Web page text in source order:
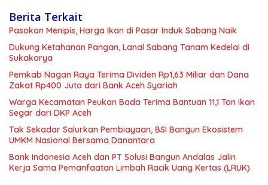
Berita Terkait
Pasokan Menipis, Harga Ikan di Pasar Induk Sabang Naik
Dukung Ketahanan Pangan, Lanal Sabang Tanam Kedelai di
Sukakarya
Pemkab Nagan Raya Terima Dividen Rp1,63 Miliar dan Dana
Zakat Rp400 Juta dari Bank Aceh Syariah
Warga Kecamatan Peukan Bada Terima Bantuan 11,1 Ton Ikan
Segar dari DKP Aceh
Tak Sekadar Salurkan Pembiayaan, BSI Bangun Ekosistem
UMKM Nasional Bersama Danantara
Bank Indonesia Aceh dan PT Solusi Bangun Andalas Jalin
Kerja Sama Pemanfaatan Limbah Racik Uang Kertas (LRUK)